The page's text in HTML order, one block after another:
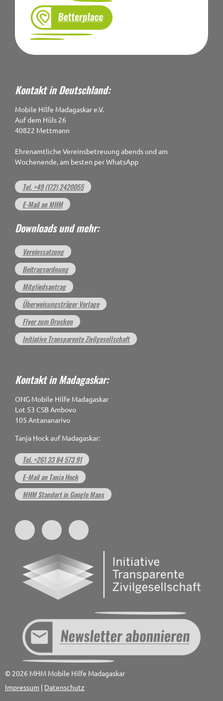
Kontakt in Deutschland:
Mobile Hilfe Madagaskar e.V.
Auf dem Hüls 26
40822 Mettmann
Ehrenamtliche Vereinsbetreuung abends und am
Wochenende, am besten per WhatsApp
Tel. +49 (172) 2420055
E-Mail an MHM
Downloads und mehr:
Vereinssatzung
Beitragsordnung
Mitgliedsantrag
Überweisungsträger Vorlage
Flyer zum Drucken
Initiative Transparente Zivilgesellschaft
Kontakt in Madagaskar:
ONG Mobile Hilfe Madagaskar
Lot 53 CSB Ambovo
105 Antananarivo
Tanja Hock auf Madagaskar:
Tel. +261 33 84 573 91
E-Mail an Tanja Hock
MHM Standort in Google Maps
© 2026 MHM Mobile Hilfe Madagaskar
Impressum
Datenschutz